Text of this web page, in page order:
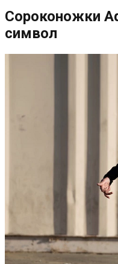
Сороконожки
символ